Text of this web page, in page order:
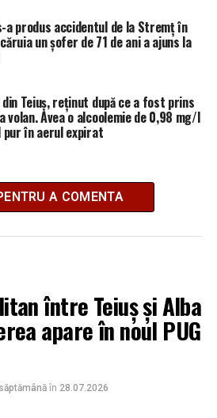
a produs accidentul de la Stremț în
un șofer de 71 de ani a ajuns la
Teiuș, reținut după ce a fost prins
volan. Avea o alcoolemie de 0,98 mg/l
pur în aerul expirat
A COMENTA
între Teiuș și Alba
apare în noul PUG
în 28.07.2026